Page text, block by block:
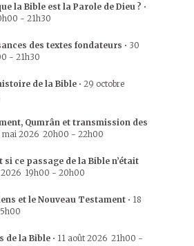
la Bible est la Parole de Dieu ? •
- 21h30
des textes fondateurs • 30
- 21h30
de la Bible • 29 octobre
Qumrân et transmission des
mai 2026 20h00 - 22h00
si ce passage de la Bible n’était
19h00 - 20h00
et le Nouveau Testament • 18
de la Bible • 11 août 2026 21h00 -